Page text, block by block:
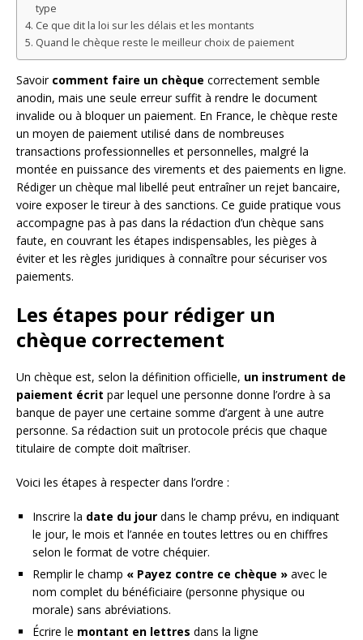
type
Ce que dit la loi sur les délais et les montants
Quand le chèque reste le meilleur choix de paiement
Savoir comment faire un chèque correctement semble
anodin, mais une seule erreur suffit à rendre le document
invalide ou à bloquer un paiement. En France, le chèque reste
un moyen de paiement utilisé dans de nombreuses
transactions professionnelles et personnelles, malgré la
montée en puissance des virements et des paiements en ligne.
Rédiger un chèque mal libellé peut entraîner un rejet bancaire,
voire exposer le tireur à des sanctions. Ce guide pratique vous
accompagne pas à pas dans la rédaction d’un chèque sans
faute, en couvrant les étapes indispensables, les pièges à
éviter et les règles juridiques à connaître pour sécuriser vos
paiements.
Les étapes pour rédiger un
chèque correctement
Un chèque est, selon la définition officielle, un instrument de
paiement écrit par lequel une personne donne l’ordre à sa
banque de payer une certaine somme d’argent à une autre
personne. Sa rédaction suit un protocole précis que chaque
titulaire de compte doit maîtriser.
Voici les étapes à respecter dans l’ordre :
Inscrire la date du jour dans le champ prévu, en indiquant
le jour, le mois et l’année en toutes lettres ou en chiffres
selon le format de votre chéquier.
Remplir le champ « Payez contre ce chèque » avec le
nom complet du bénéficiaire (personne physique ou
morale) sans abréviations.
Écrire le montant en lettres dans la ligne